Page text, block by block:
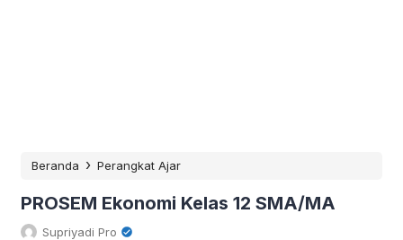
Beranda › Perangkat Ajar
PROSEM Ekonomi Kelas 12 SMA/MA
Supriyadi Pro